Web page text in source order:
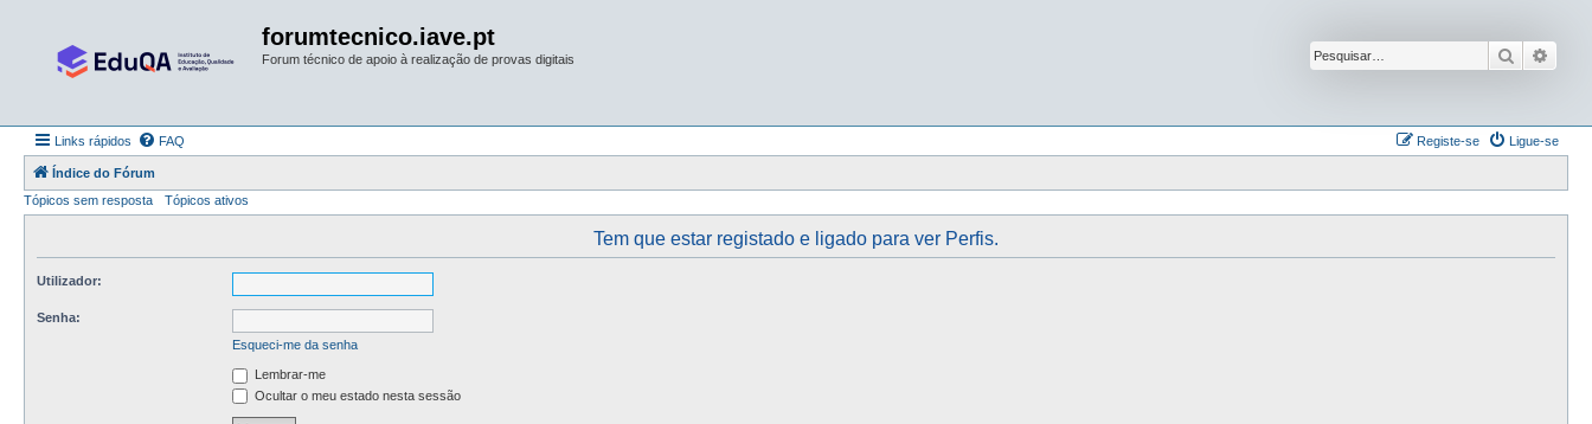
forumtecnico.iave.pt
Forum técnico de apoio à realização de provas digitais Pesquisar
Links rápidos FAQ Ligue-se
Registe-se
Índice do Fórum
Tópicos sem resposta
Tópicos ativos
Tem que estar registado e ligado para ver Perfis.
Utilizador:
Senha:
Esqueci-me da senha
Lembrar-me
Ocultar o meu estado nesta sessão